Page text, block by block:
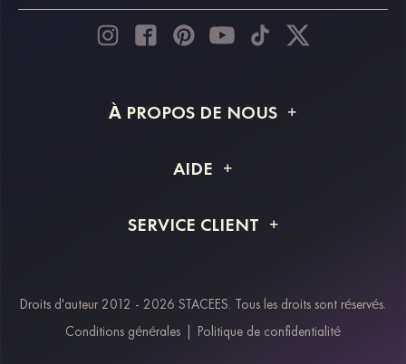
À PROPOS DE NOUS
Livraison
AIDE
Retour et remboursement
SERVICE CLIENT
Modes de paiement
Klarna
Droits d'auteur 2012 - 2026 STACEES. Tous les droits sont réservés.
Conditions générales
Politique de confidentialité